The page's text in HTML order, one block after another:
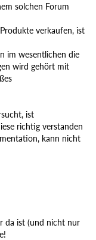
solchen Forum
verkaufen, ist
im wesentlichen die
wird gehört mit
ist
richtig verstanden
kann nicht
da ist (und nicht nur